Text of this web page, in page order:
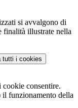
si avvalgono di
finalità illustrate nella
tutti i cookies
cookie consentire.
il funzionamento della